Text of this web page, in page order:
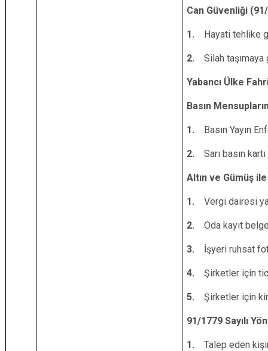
Can Güvenliği (
1. Hayati tehlike
2. Silah
Yabancı Ülke
Basın
1. Basın Yayın
2. Sarı basın
Altın ve Gümüş
1. Vergi dairesi
2. Oda kayıt
3. İşyeri ruhsat
4. Şirketler için
5. Şirketler için
91/1779 Sayılı
1. Talep eden